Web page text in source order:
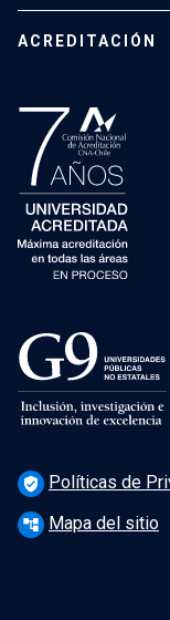
ACREDITACIÓN
verified_user Políticas de
account_tree Mapa del sitio